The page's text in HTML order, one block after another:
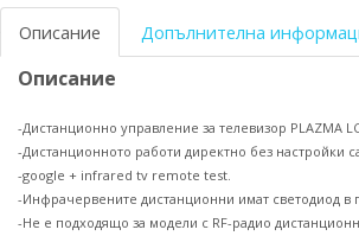
Описание Допълнителна
Описание
-Дистанционно управление за телевизор PLAZMA
-Дистанционното работи директно без настройки
-google + infrared tv remote test.
-Инфрачервените дистанционни имат светодиод в
-Не е подходящо за модели с RF-радио